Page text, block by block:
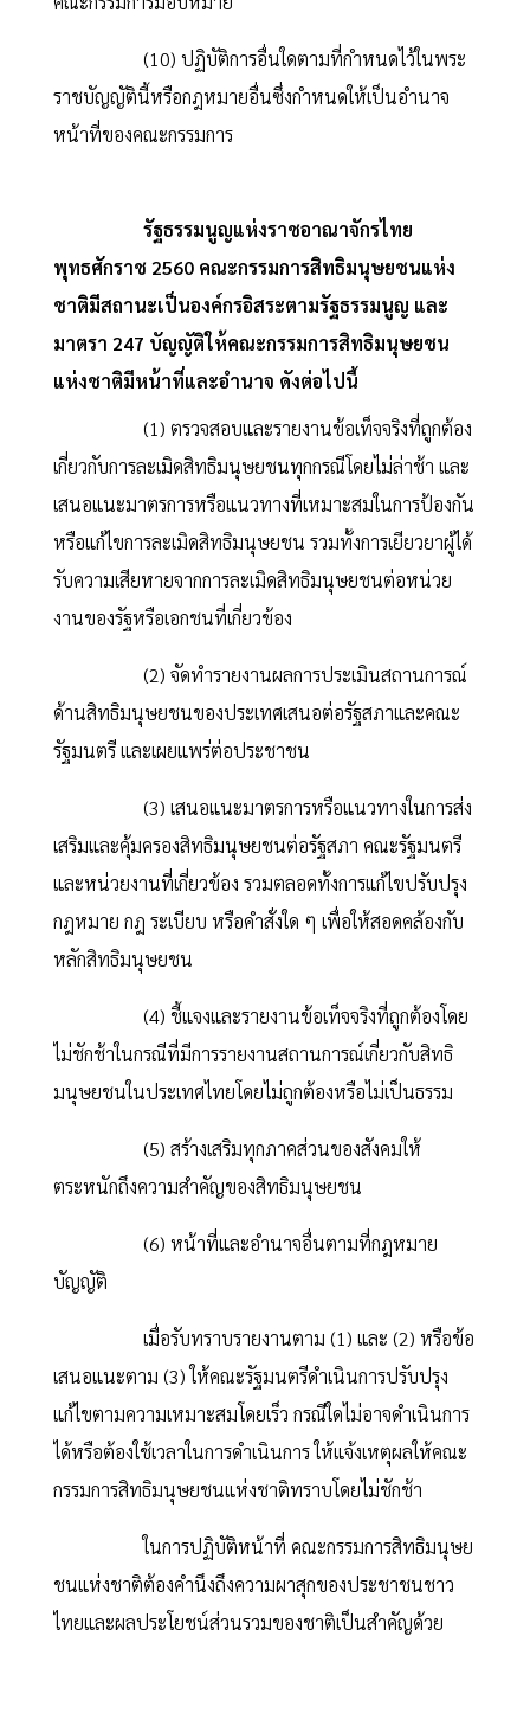
(10) ปฏิบัติการอื่นใดตามที่กำหนดไว้ในพระ
ราชบัญญัตินี้หรือกฎหมายอื่นซึ่งกำหนดให้เป็นอำนาจ
หน้าที่ของคณะกรรมการ
รัฐธรรมนูญแห่งราชอาณาจักรไทย
พุทธศักราช 2560 คณะกรรมการสิทธิมนุษยชนแห่ง
ชาติมีสถานะเป็นองค์กรอิสระตามรัฐธรรมนูญ และ
มาตรา 247 บัญญัติให้คณะกรรมการสิทธิมนุษยชน
แห่งชาติมีหน้าที่และอำนาจ ดังต่อไปนี้
(1) ตรวจสอบและรายงานข้อเท็จจริงที่ถูกต้อง
เกี่ยวกับการละเมิดสิทธิมนุษยชนทุกกรณีโดยไม่ล่าช้า และ
เสนอแนะมาตรการหรือแนวทางที่เหมาะสมในการป้องกัน
หรือแก้ไขการละเมิดสิทธิมนุษยชน รวมทั้งการเยียวยาผู้ได้
รับความเสียหายจากการละเมิดสิทธิมนุษยชนต่อหน่วย
งานของรัฐหรือเอกชนที่เกี่ยวข้อง
(2) จัดทำรายงานผลการประเมินสถานการณ์
ด้านสิทธิมนุษยชนของประเทศเสนอต่อรัฐสภาและคณะ
รัฐมนตรี และเผยแพร่ต่อประชาชน
(3) เสนอแนะมาตรการหรือแนวทางในการส่ง
เสริมและคุ้มครองสิทธิมนุษยชนต่อรัฐสภา คณะรัฐมนตรี
และหน่วยงานที่เกี่ยวข้อง รวมตลอดทั้งการแก้ไขปรับปรุง
กฎหมาย กฎ ระเบียบ หรือคำสั่งใด ๆ เพื่อให้สอดคล้องกับ
หลักสิทธิมนุษยชน
(4) ชี้แจงและรายงานข้อเท็จจริงที่ถูกต้องโดย
ไม่ชักช้าในกรณีที่มีการรายงานสถานการณ์เกี่ยวกับสิทธิ
มนุษยชนในประเทศไทยโดยไม่ถูกต้องหรือไม่เป็นธรรม
(5) สร้างเสริมทุกภาคส่วนของสังคมให้
ตระหนักถึงความสำคัญของสิทธิมนุษยชน
(6) หน้าที่และอำนาจอื่นตามที่กฎหมาย
บัญญัติ
เมื่อรับทราบรายงานตาม (1) และ (2) หรือข้อ
เสนอแนะตาม (3) ให้คณะรัฐมนตรีดำเนินการปรับปรุง
แก้ไขตามความเหมาะสมโดยเร็ว กรณีใดไม่อาจดำเนินการ
ได้หรือต้องใช้เวลาในการดำเนินการ ให้แจ้งเหตุผลให้คณะ
กรรมการสิทธิมนุษยชนแห่งชาติทราบโดยไม่ชักช้า
ในการปฏิบัติหน้าที่ คณะกรรมการสิทธิมนุษย
ชนแห่งชาติต้องคำนึงถึงความผาสุกของประชาชนชาว
ไทยและผลประโยชน์ส่วนรวมของชาติเป็นสำคัญด้วย